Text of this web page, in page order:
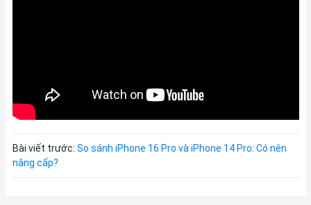
Bài viết trước: So sánh iPhone 16 Pro và iPhone 14 Pro: Có nên
nâng cấp?